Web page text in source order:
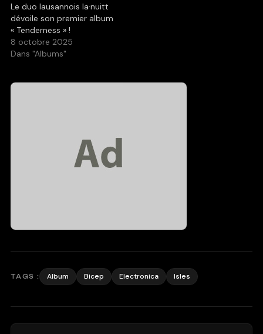
Le duo lausannois la·nuitt
dévoile son premier album
« Tenderness » !
8 octobre 2025
Dans "Albums"
TAGS : Album Bicep Electronica Isles